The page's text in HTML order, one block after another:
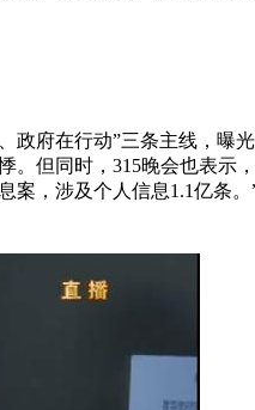
府在行动”三条主线，曝
但同时，315晚会也表示
，涉及个人信息1.1亿条